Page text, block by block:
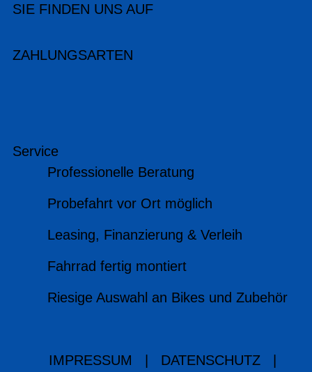
SIE FINDEN UNS AUF
ZAHLUNGSARTEN
Service
Professionelle Beratung
Probefahrt vor Ort möglich
Leasing, Finanzierung & Verleih
Fahrrad fertig montiert
Riesige Auswahl an Bikes und Zubehör
IMPRESSUM DATENSCHUTZ